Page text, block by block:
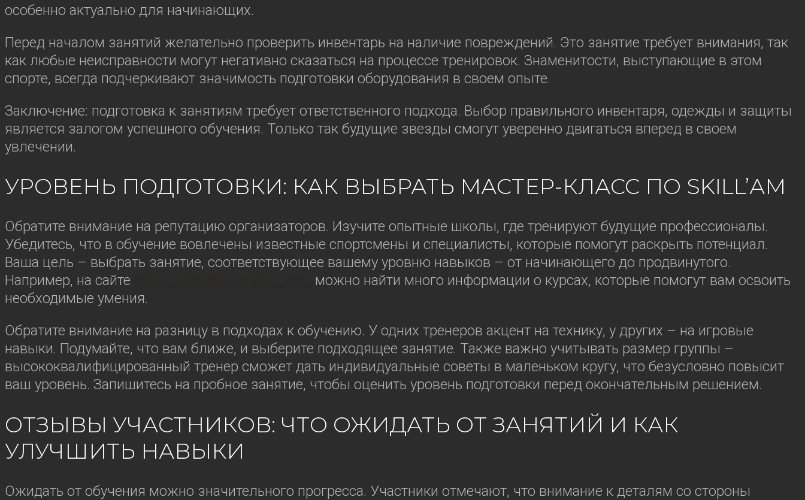
особенно актуально для начинающих.
Перед началом занятий желательно проверить инвентарь на наличие повреждений. Это занятие требует внимания, так
как любые неисправности могут негативно сказаться на процессе тренировок. Знаменитости, выступающие в этом
спорте, всегда подчеркивают значимость подготовки оборудования в своем опыте.
Заключение: подготовка к занятиям требует ответственного подхода. Выбор правильного инвентаря, одежды и защиты
является залогом успешного обучения. Только так будущие звезды смогут уверенно двигаться вперед в своем
увлечении.
УРОВЕНЬ ПОДГОТОВКИ: КАК ВЫБРАТЬ МАСТЕР-КЛАСС ПО SKILL’АМ
Обратите внимание на репутацию организаторов. Изучите опытные школы, где тренируют будущие профессионалы.
Убедитесь, что в обучение вовлечены известные спортсмены и специалисты, которые помогут раскрыть потенциал.
Ваша цель – выбрать занятие, соответствующее вашему уровню навыков – от начинающего до продвинутого.
Например, на сайте
можно найти много информации о курсах, которые помогут вам освоить
необходимые умения.
Обратите внимание на разницу в подходах к обучению. У одних тренеров акцент на технику, у других – на игровые
навыки. Подумайте, что вам ближе, и выберите подходящее занятие. Также важно учитывать размер группы –
высококвалифицированный тренер сможет дать индивидуальные советы в маленьком кругу, что безусловно повысит
ваш уровень. Запишитесь на пробное занятие, чтобы оценить уровень подготовки перед окончательным решением.
ОТЗЫВЫ УЧАСТНИКОВ: ЧТО ОЖИДАТЬ ОТ ЗАНЯТИЙ И КАК
УЛУЧШИТЬ НАВЫКИ
Ожидать от обучения можно значительного прогресса. Участники отмечают, что внимание к деталям со стороны